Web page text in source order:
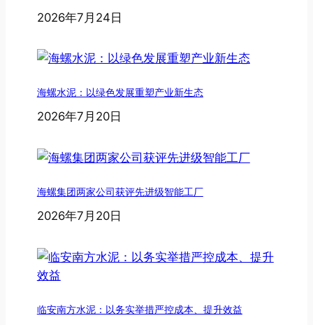
2026年7月24日
海螺水泥：以绿色发展重塑产业新生态
2026年7月20日
海螺集团两家公司获评先进级智能工厂
2026年7月20日
临安南方水泥：以务实举措严控成本、提升效益